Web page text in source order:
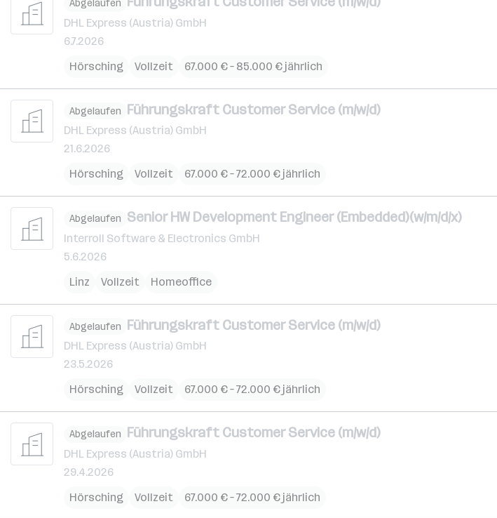
Abgelaufen
DHL Express (Austria) GmbH
6.7.2026
Hörsching
Vollzeit 67.000 € – 85.000 € jährlich
Abgelaufen Führungskraft Customer Service (m/w/d)
DHL Express (Austria) GmbH
21.6.2026
Hörsching
Vollzeit 67.000 € – 72.000 € jährlich
Abgelaufen Senior HW Development Engineer (Embedded)(w/m/d/x)
Interroll Software & Electronics GmbH
5.6.2026
Linz
Vollzeit Homeoffice
Abgelaufen Führungskraft Customer Service (m/w/d)
DHL Express (Austria) GmbH
23.5.2026
Hörsching
Vollzeit 67.000 € – 72.000 € jährlich
Abgelaufen Führungskraft Customer Service (m/w/d)
DHL Express (Austria) GmbH
29.4.2026
Hörsching
Vollzeit 67.000 € – 72.000 € jährlich